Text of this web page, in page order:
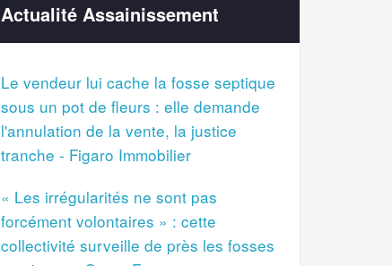
Actualité Assainissement
Le vendeur lui cache la fosse septique
sous un pot de fleurs : elle demande
l'annulation de la vente, la justice
tranche - Figaro Immobilier
« Les irrégularités ne sont pas
forcément volontaires » : cette
collectivité surveille de près les fosses